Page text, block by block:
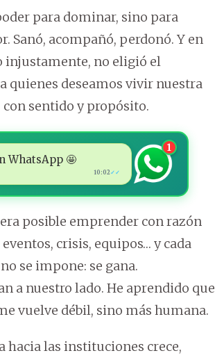
para dominar, sino para
Sanó, acompañó, perdonó. Y en
injustamente, no eligió el
quienes deseamos vivir nuestra
sentido y propósito.
WhatsApp 🤩
10:02✓✓
1
posible emprender con razón
crisis, equipos… y cada
se impone: se gana.
a nuestro lado. He aprendido que
vuelve débil, sino más humana.
hacia las instituciones crece,